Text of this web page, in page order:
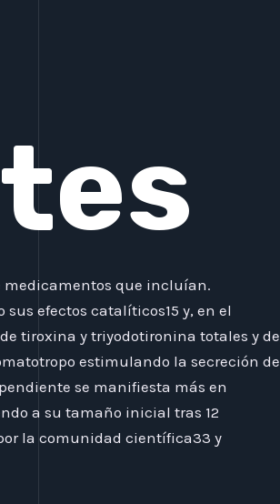
medicamentos que incluían.
efectos catalíticos15 y, en el
tiroxina y triyodotironina totales y de
estimulando la secreción de
se manifiesta más en
a su tamaño inicial tras 12
la comunidad científica33 y